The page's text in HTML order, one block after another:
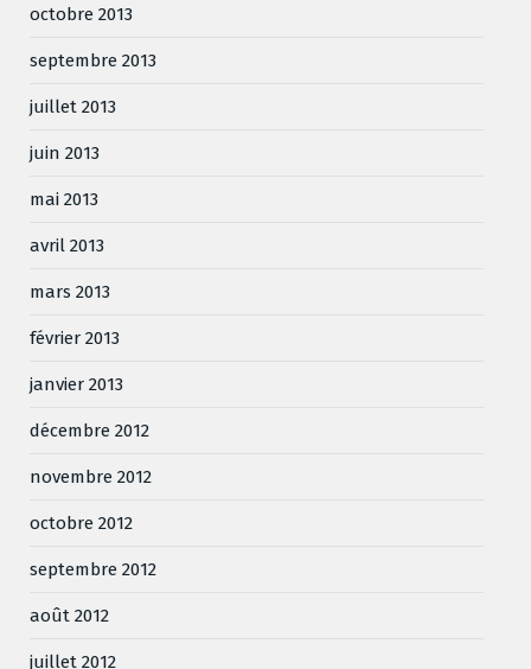
octobre 2013
septembre 2013
juillet 2013
juin 2013
mai 2013
avril 2013
mars 2013
février 2013
janvier 2013
décembre 2012
novembre 2012
octobre 2012
septembre 2012
août 2012
juillet 2012